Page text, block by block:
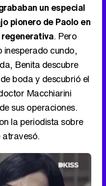
un especial
pionero de Paolo en
. Pero
inesperado cundo,
Benita descubre
boda y descubrió el
Macchiarini
sus operaciones.
la periodista sobre
atravesó.